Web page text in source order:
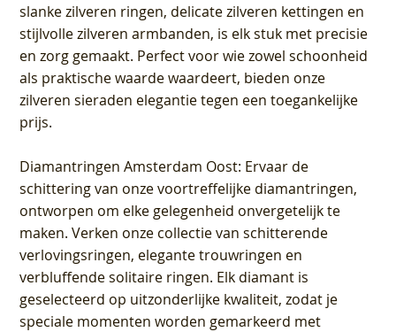
slanke zilveren ringen, delicate zilveren kettingen en
stijlvolle zilveren armbanden, is elk stuk met precisie
en zorg gemaakt. Perfect voor wie zowel schoonheid
als praktische waarde waardeert, bieden onze
zilveren sieraden elegantie tegen een toegankelijke
prijs.
Diamantringen Amsterdam Oost: Ervaar de
schittering van onze voortreffelijke diamantringen,
ontworpen om elke gelegenheid onvergetelijk te
maken. Verken onze collectie van schitterende
verlovingsringen, elegante trouwringen en
verbluffende solitaire ringen. Elk diamant is
geselecteerd op uitzonderlijke kwaliteit, zodat je
speciale momenten worden gemarkeerd met